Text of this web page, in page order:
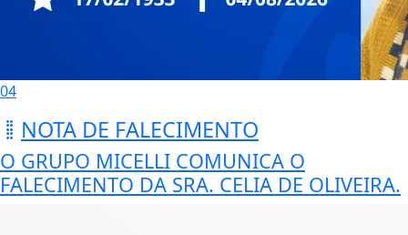
04
NOTA DE FALECIMENTO
O GRUPO MICELLI COMUNICA O
FALECIMENTO DA SRA. CELIA DE OLIVEIRA.